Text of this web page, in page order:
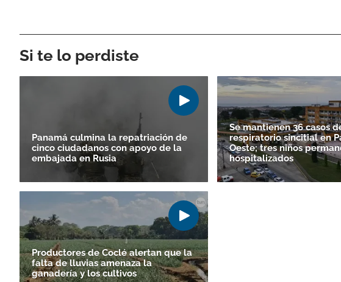
Si te lo perdiste
Panamá culmina la repatriación de
cinco ciudadanos con apoyo de la
embajada en Rusia
Se mantienen 36 casos
respiratorio sincitial en
Oeste; tres niños
hospitalizados
Productores de Coclé alertan que la
falta de lluvias amenaza la
ganadería y los cultivos